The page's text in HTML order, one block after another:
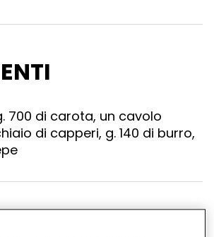
700 di carota, un cavolo
di capperi, g. 140 di burro,
in acqua e aceto, pulite le carote e